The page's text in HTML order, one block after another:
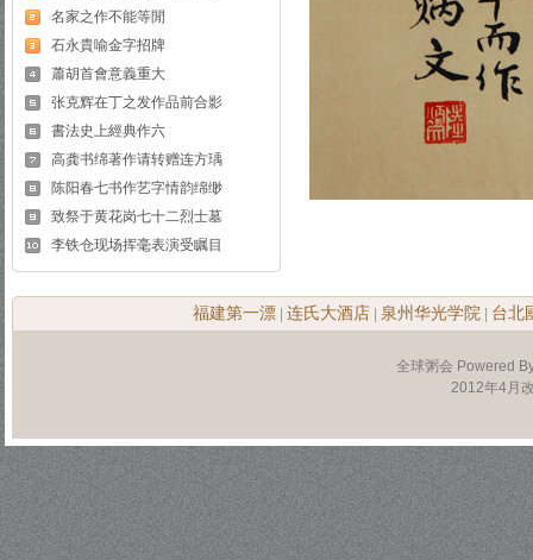
名家之作不能等閒
石永貴喻金字招牌
蕭胡首會意義重大
张克辉在丁之发作品前合影
書法史上經典作六
高龚书绵著作请转赠连方瑀
陈阳春七书作艺字情韵绵缈
致祭于黄花岗七十二烈士墓
李铁仓现场挥毫表演受瞩目
福建第一漂 连氏大酒店 泉州华光学院 台北
全球粥会 Powered
2012年4月